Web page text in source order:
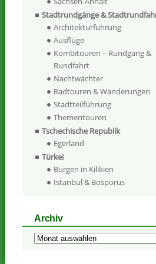
Stadtrundgänge &
Architekturführung
Ausflüge
Kombitouren – Rundgang &
Rundfahrt
Nachtwächter
Radtouren & Wanderungen
Stadtteilführung
Thementouren
Tschechische Republik
Egerland
Türkei
Burgen in Kilikien
Istanbul & Bosporus
Archiv
Archiv